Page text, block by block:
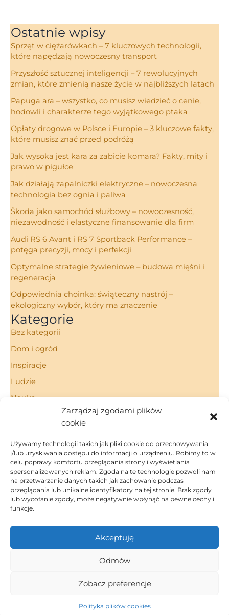
Zarządzaj zgodami plików
cookie
Używamy technologii takich jak pliki cookie do przechowywania
i/lub uzyskiwania dostępu do informacji o urządzeniu. Robimy to w
celu poprawy komfortu przeglądania strony i wyświetlania
spersonalizowanych reklam. Zgoda na te technologie pozwoli nam
na przetwarzanie danych takich jak zachowanie podczas
przeglądania lub unikalne identyfikatory na tej stronie. Brak zgody
lub wycofanie zgody, może negatywnie wpłynąć na pewne cechy i
funkcje.
Akceptuję
Odmów
Zobacz preferencje
Polityka plików cookies
Ostatnie wpisy
Sprzęt w ciężarówkach – 7 kluczowych technologii,
które napędzają nowoczesny transport
Przyszłość sztucznej inteligencji – 7 rewolucyjnych
zmian, które zmienią nasze życie w najbliższych latach
Papuga ara – wszystko, co musisz wiedzieć o cenie,
hodowli i charakterze tego wyjątkowego ptaka
Opłaty drogowe w Polsce i Europie – 3 kluczowe fakty,
które musisz znać przed podróżą
Jak wysoka jest kara za zabicie komara? Fakty, mity i
prawo w pigułce
Jak działają zapalniczki elektryczne – nowoczesna
technologia bez ognia i paliwa
Škoda jako samochód służbowy – nowoczesność,
niezawodność i elastyczne finansowanie dla firm
Audi RS 6 Avant i RS 7 Sportback Performance –
potęga precyzji, mocy i perfekcji
Optymalne strategie żywieniowe – budowa mięśni i
regeneracja
Odpowiednia choinka: świąteczny nastrój –
ekologiczny wybór, który ma znaczenie
Kategorie
Bez kategorii
Dom i ogród
Inspiracje
Ludzie
Nauka
Strona Główna
Regulamin
Polityka Prywatności
Polityka Cookies
Inspiracje
Copyright © 2026 Coffee Blog